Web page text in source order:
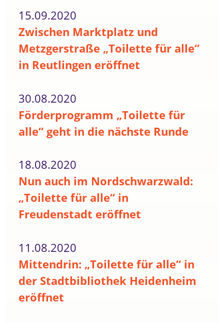
15.09.2020
Zwischen Marktplatz und
Metzgerstraße „Toilette für alle“
in Reutlingen eröffnet
30.08.2020
Förderprogramm „Toilette für
alle“ geht in die nächste Runde
18.08.2020
Nun auch im Nordschwarzwald:
„Toilette für alle“ in
Freudenstadt eröffnet
11.08.2020
Mittendrin: „Toilette für alle“ in
der Stadtbibliothek Heidenheim
eröffnet